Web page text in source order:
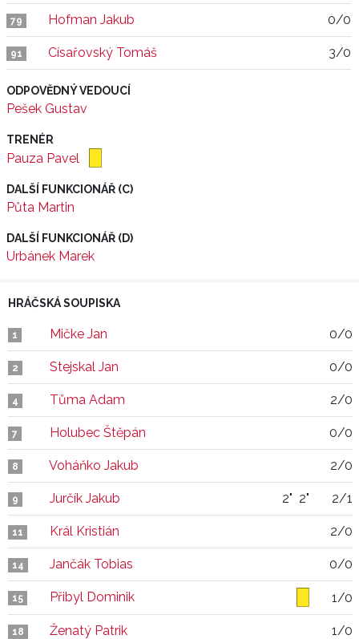
79 Hofman Jakub 0/0
91 Císařovský Tomáš 3/0
ODPOVĚDNÝ VEDOUCÍ
Pešek Gustav
TRENÉR
Pauza Pavel
DALŠÍ FUNKCIONÁŘ (C)
Půta Martin
DALŠÍ FUNKCIONÁŘ (D)
Urbánek Marek
HRÁČSKÁ SOUPISKA
1 Mičke Jan 0/0
2 Stejskal Jan 0/0
4 Tůma Adam 2/0
7 Holubec Štěpán 0/0
8 Voháňko Jakub 2/0
9 Jurčík Jakub 2" 2" 2/1
11 Král Kristián 2/0
14 Jančák Tobias 0/0
15 Přibyl Dominik 1/0
18 Ženatý Patrik 1/0